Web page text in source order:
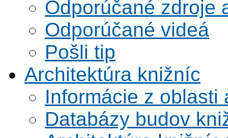
Odporúčané zdroje
Odporúčané videá
Pošli tip
Architektúra knižníc
Informácie z oblasti
Databázy budov